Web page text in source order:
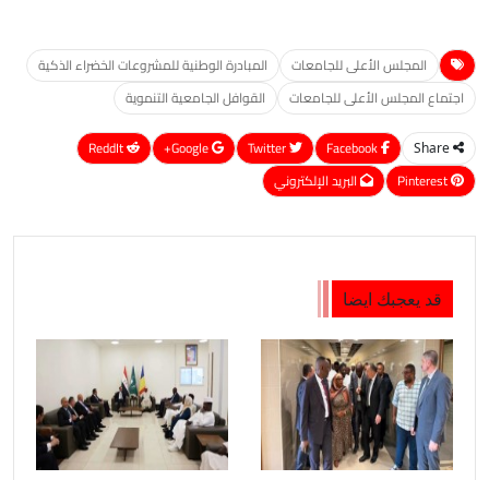
المجلس الأعلى للجامعات
المبادرة الوطنية للمشروعات الخضراء الذكية
اجتماع المجلس الأعلى للجامعات
القوافل الجامعية التنموية
Share
Google+
ReddIt
Pinterest
البريد الإلكتروني
قد يعجبك ايضا